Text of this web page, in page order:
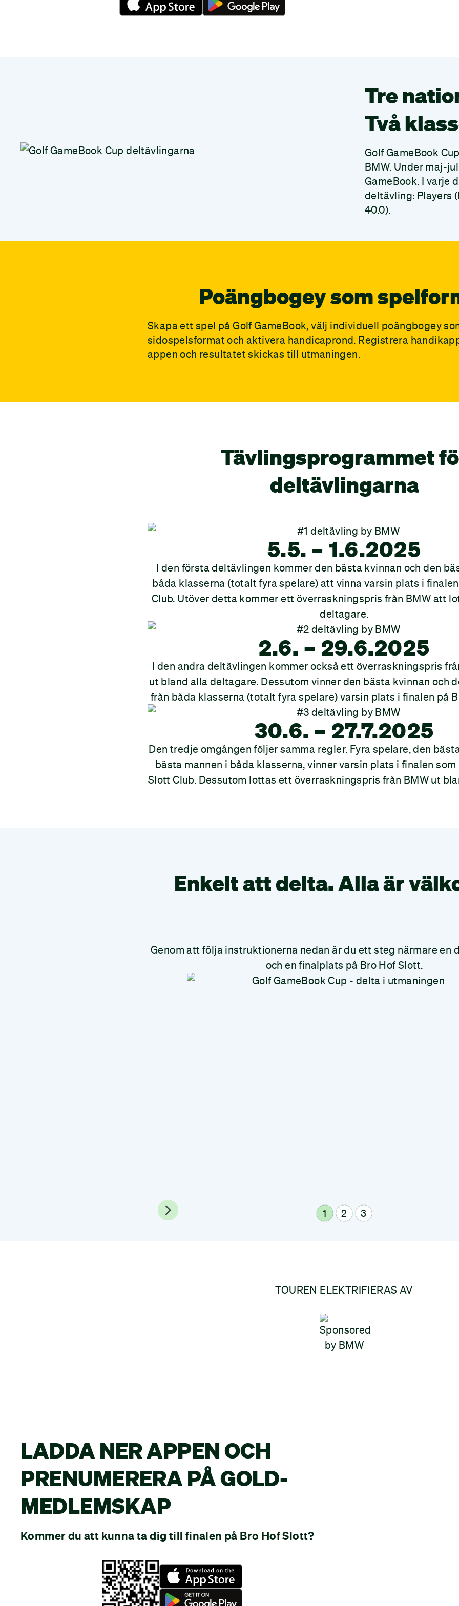
Tre
Två
Golf GameBook
BMW. Under maj-
GameBook. I varje
deltävling: Players
40.0).
Poängbogey som
Skapa ett spel på Golf GameBook, välj individuell poängbogey
sidospelsformat och aktivera handicaprond. Registrera
appen och resultatet skickas till utmaningen.
Tävlingsprogrammet
deltävlingarna
5.5. – 1.6.2025
I den första deltävlingen kommer den bästa kvinnan och den
båda klasserna (totalt fyra spelare) att vinna varsin plats i
Club. Utöver detta kommer ett överraskningspris från BMW att
deltagare.
2.6. – 29.6.2025
I den andra deltävlingen kommer också ett överraskningspris
ut bland alla deltagare. Dessutom vinner den bästa kvinnan och
från båda klasserna (totalt fyra spelare) varsin plats i finalen på
30.6. – 27.7.2025
Den tredje omgången följer samma regler. Fyra spelare, den
bästa mannen i båda klasserna, vinner varsin plats i finalen
Slott Club. Dessutom lottas ett överraskningspris från BMW ut
Enkelt att delta. Alla är
Genom att följa instruktionerna nedan är du ett steg närmare en
och en finalplats på Bro Hof Slott.
1 2 3
TOUREN ELEKTRIFIERAS AV
LADDA NER APPEN OCH
PRENUMERERA PÅ GOLD-
MEDLEMSKAP
Kommer du att kunna ta dig till finalen på Bro Hof Slott?